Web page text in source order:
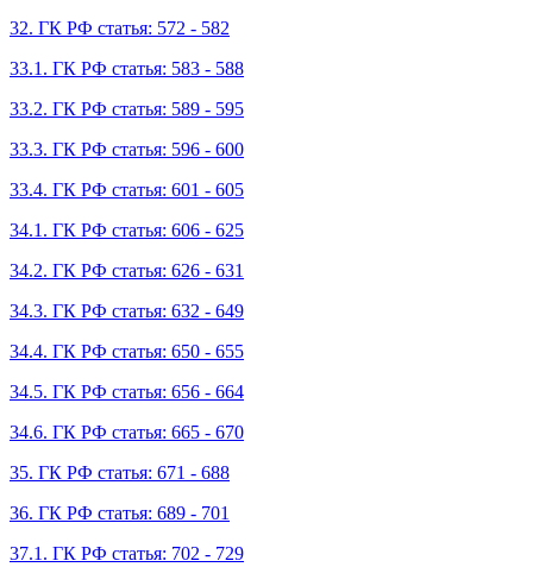
32. ГК РФ статья: 572 - 582
33.1. ГК РФ статья: 583 - 588
33.2. ГК РФ статья: 589 - 595
33.3. ГК РФ статья: 596 - 600
33.4. ГК РФ статья: 601 - 605
34.1. ГК РФ статья: 606 - 625
34.2. ГК РФ статья: 626 - 631
34.3. ГК РФ статья: 632 - 649
34.4. ГК РФ статья: 650 - 655
34.5. ГК РФ статья: 656 - 664
34.6. ГК РФ статья: 665 - 670
35. ГК РФ статья: 671 - 688
36. ГК РФ статья: 689 - 701
37.1. ГК РФ статья: 702 - 729